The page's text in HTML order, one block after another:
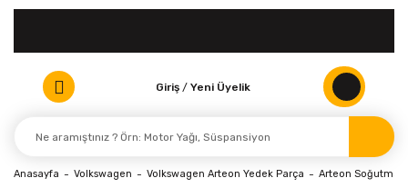
Giriş / Yeni Üyelik
Anasayfa Volkswagen Volkswagen Arteon Yedek Parça Arteon Soğutma